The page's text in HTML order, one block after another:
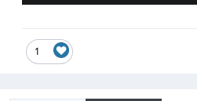
1